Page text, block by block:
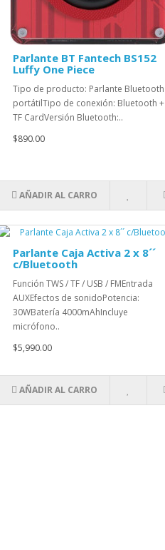
Parlante BT Fantech BS152
Luffy One Piece
Tipo de producto: Parlante Bluetooth
portátilTipo de conexión: Bluetooth +
TF CardVersión Bluetooth:..
$890.00
AÑADIR AL CARRO
Parlante Caja Activa 2 x 8´´
c/Bluetooth
Función TWS / TF / USB / FMEntrada
AUXEfectos de sonidoPotencia:
30WBatería 4000mAhIncluye
micrófono..
$5,990.00
AÑADIR AL CARRO